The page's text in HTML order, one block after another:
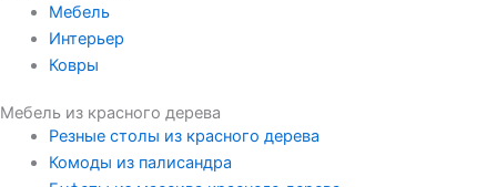
Мебель
Интерьер
Ковры
Мебель из красного дерева
Резные столы из красного дерева
Комоды из палисандра